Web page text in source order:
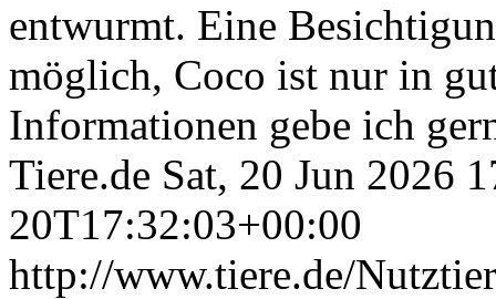
entwurmt. Eine
möglich, Coco ist nur in
Informationen gebe ich
Tiere.de Sat, 20 Jun 2026
20T17:32:03+00:00
http://www.tiere.de/